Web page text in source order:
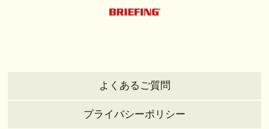
よくあるご質問
プライバシーポリシー